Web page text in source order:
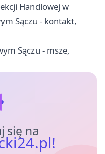
Handlowej w
Sączu - kontakt,
Sączu - msze,
się na